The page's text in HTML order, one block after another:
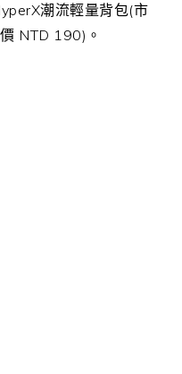
潮流輕量背包(市
NTD 190) 。